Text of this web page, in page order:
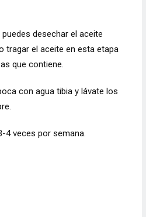
desechar el aceite
tragar el aceite en esta etapa
que contiene.
con agua tibia y lávate los
4 veces por semana.